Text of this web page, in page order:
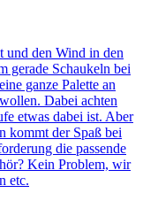
und den Wind in den
gerade Schaukeln bei
ganze Palette an
Dabei achten
etwas dabei ist. Aber
kommt der Spaß bei
die passende
Kein Problem, wir
etc.